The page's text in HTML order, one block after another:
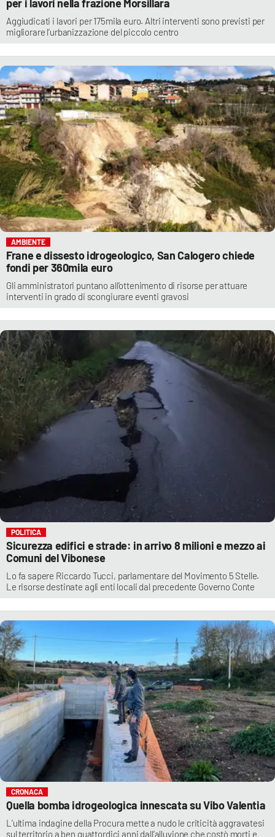
per i lavori nella frazione Morsillara
Aggiudicati i lavori per 175mila euro. Altri interventi sono previsti per
migliorare l’urbanizzazione del piccolo centro
AMBIENTE
Frane e dissesto idrogeologico, San Calogero chiede
fondi per 360mila euro
Gli amministratori puntano all’ottenimento di risorse per attuare
interventi in grado di scongiurare eventi gravosi
POLITICA
Sicurezza edifici e strade: in arrivo 8 milioni e mezzo ai
Comuni del Vibonese
Lo fa sapere Riccardo Tucci, parlamentare del Movimento 5 Stelle.
Le risorse destinate agli enti locali dal precedente Governo Conte
CRONACA
Quella bomba idrogeologica innescata su Vibo Valentia
L’ultima indagine della Procura mette a nudo le criticità aggravatesi
sul territorio a ben quattordici anni dall’alluvione che costò morti e